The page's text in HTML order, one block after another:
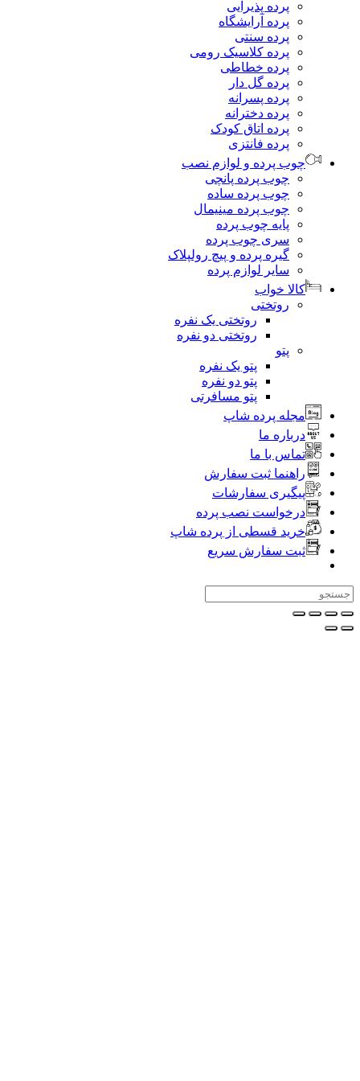
پرده پذیرایی
پرده آرایشگاه
پرده سنتی
پرده کلاسیک رومی
پرده خطاطی
پرده گل دار
پرده پسرانه
پرده دخترانه
پرده اتاق کودک
پرده فانتزی
پرده و لوازم نصب
چوب پرده پانچی
چوب پرده ساده
چوب پرده مینیمال
پایه چوب پرده
سری چوب پرده
گیره پرده و پیچ رولپلاک
سایر لوازم پرده
خواب
روتختی یک نفره
روتختی دو نفره
پتو یک نفره
پتو دو نفره
پتو مسافرتی
پرده شاپ
ما
با ما
ثبت سفارش
سفارشات
نصب پرده
قسطی از پرده شاپ
سفارش سریع